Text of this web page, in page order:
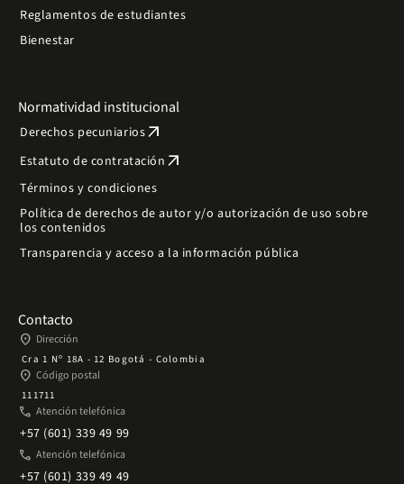
Reglamentos de estudiantes
Bienestar
Normatividad institucional
Derechos pecuniariosarrow_outward
Estatuto de contratación arrow_outward
Términos y condiciones
Política de derechos de autor y/o autorización de uso sobre
los contenidos
Transparencia y acceso a la información pública
Contacto
place Dirección
Cra 1 Nº 18A - 12 Bogotá - Colombia
place Código postal
111711
phone Atención telefónica
+57 (601) 339 49 99
phone Atención telefónica
+57 (601) 339 49 49